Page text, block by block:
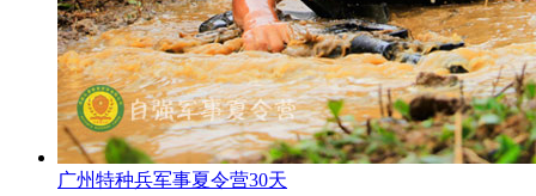
广州特种兵军事夏令营30天